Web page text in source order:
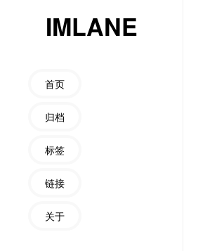
IMLANE
首页
归档
标签
链接
关于